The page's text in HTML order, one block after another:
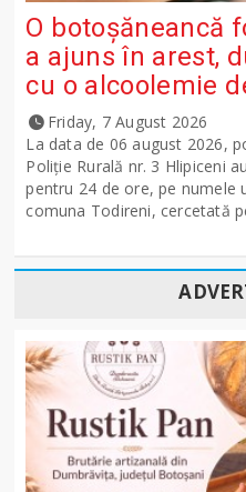
O botoșăneancă
a ajuns în arest,
cu o alcoolemie
Friday, 7 August 2026
La data de 06 august 2026,
Poliție Rurală nr. 3 Hlipiceni
pentru 24 de ore, pe numele
comuna Todireni, cercetată